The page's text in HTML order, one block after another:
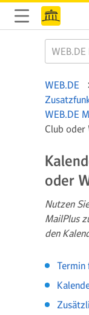
WEB.DE
WEB.DE
Club oder
oder
Nutzen
MailPlus
den
Termin